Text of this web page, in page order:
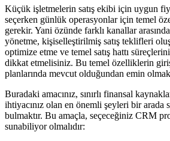
Küçük işletmelerin satış ekibi için uygun
seçerken günlük operasyonlar için temel
gerekir. Yani özünde farklı kanallar
yönetme, kişiselleştirilmiş satış teklifleri
optimize etme ve temel satış hattı
dikkat etmelisiniz. Bu temel özelliklerin
planlarında mevcut olduğundan emin
Buradaki amacınız, sınırlı finansal
ihtiyacınız olan en önemli şeyleri bir
bulmaktır. Bu amaçla, seçeceğiniz CRM
sunabiliyor olmalıdır: